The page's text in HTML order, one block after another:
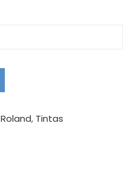
Roland, Tintas